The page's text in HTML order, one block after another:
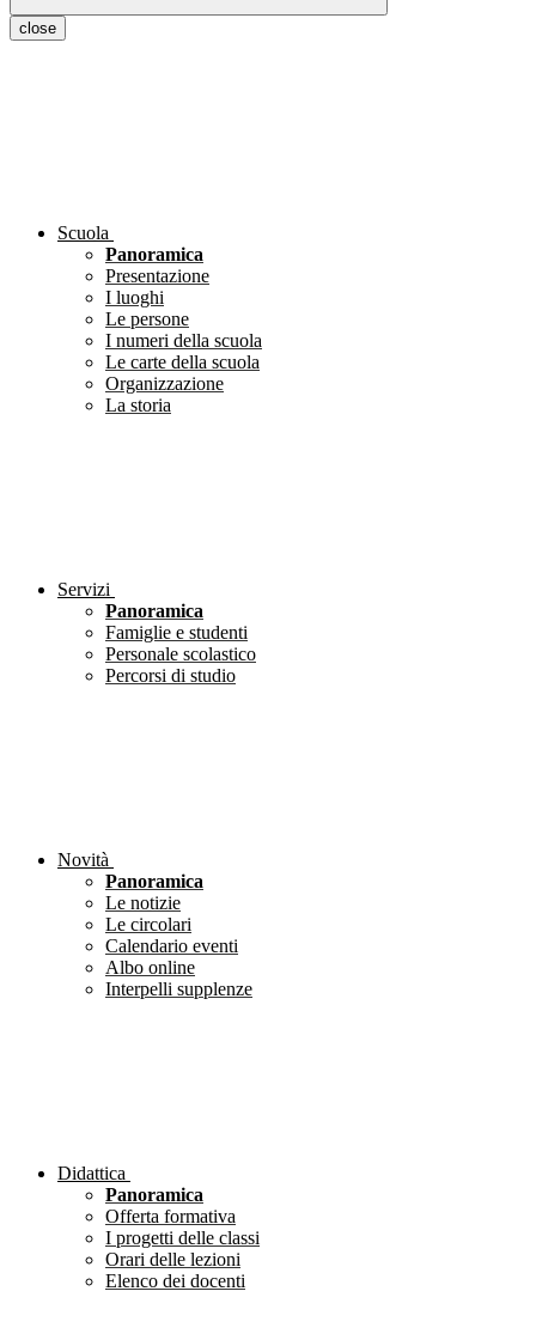
close
Scuola
Panoramica
Presentazione
I luoghi
Le persone
I numeri della scuola
Le carte della scuola
Organizzazione
La storia
Servizi
Panoramica
Famiglie e studenti
Personale scolastico
Percorsi di studio
Novità
Panoramica
Le notizie
Le circolari
Calendario eventi
Albo online
Interpelli supplenze
Didattica
Panoramica
Offerta formativa
I progetti delle classi
Orari delle lezioni
Elenco dei docenti